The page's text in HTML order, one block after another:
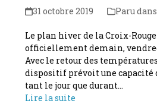
31 octobre 2019 Paru
Le plan hiver de la Croix-
officiellement demain,
Avec le retour des
dispositif prévoit une capacité
tant le jour que durant…
Lire la suite